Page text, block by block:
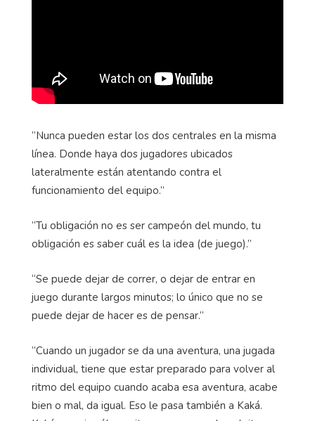
“Nunca pueden estar los dos centrales en la misma
línea. Donde haya dos jugadores ubicados
lateralmente están atentando contra el
funcionamiento del equipo.”
“Tu obligación no es ser campeón del mundo, tu
obligación es saber cuál es la idea (de juego).”
“Se puede dejar de correr, o dejar de entrar en
juego durante largos minutos; lo único que no se
puede dejar de hacer es de pensar.”
“Cuando un jugador se da una aventura, una jugada
individual, tiene que estar preparado para volver al
ritmo del equipo cuando acaba esa aventura, acabe
bien o mal, da igual. Eso le pasa también a Kaká.